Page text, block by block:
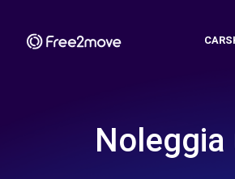
Noleggia